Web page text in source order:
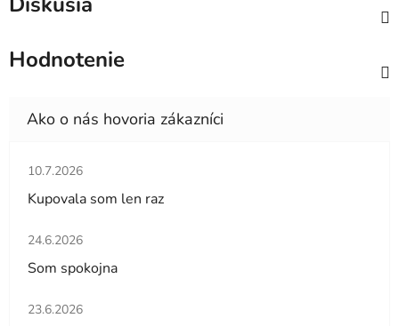
Hodnotenie
Hodnotenie obchodu je 5 z 5 hviezdičiek.
10.7.2026
Kupovala som len raz
Hodnotenie obchodu je 5 z 5 hviezdičiek.
24.6.2026
Som spokojna
Hodnotenie obchodu je 5 z 5 hviezdičiek.
23.6.2026